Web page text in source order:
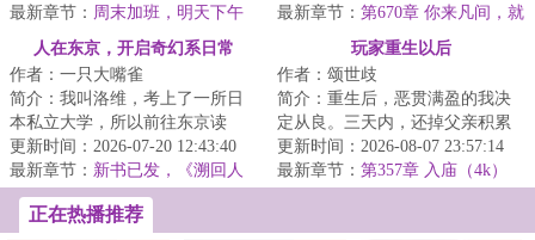
发着尸臭的...
最新章节： 周末加班，明天下午
两点左右刷新，请各位读者老爷
见谅
验不同的人生，...
最新章节： 第670章 你来凡间，就
是管这些闲事的吗？
人在东京，开启奇幻系日常
作者：一只大嘴雀
简介：我叫洛维，考上了一所日
本私立大学，所以前往东京读
书。等等，这个冒险家系统是什
么鬼？为什么它认...
更新时间：2026-07-20 12:43:40
最新章节： 新书已发，《溯回人
生》
玩家重生以后
作者：颂世歧
简介：重生后，恶贯满盈的我决
定从良。三天内，还掉父亲积累
的赌债，拜入天下第一大宗门，
找到前世的宿敌...
更新时间：2026-08-07 23:57:14
最新章节： 第357章 入庙（4k）
正在热播推荐